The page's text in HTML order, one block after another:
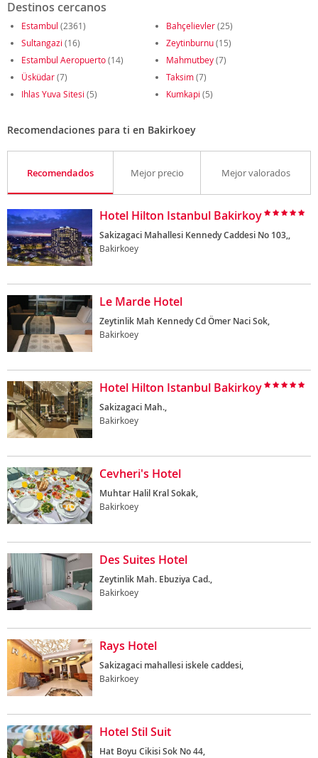
Destinos cercanos
Estambul (2361) Bahçelievler(25)
Sultangazi (16) Zeytinburnu(15)
Estambul Aeropuerto(14) Mahmutbey(7)
Üsküdar(7) Taksim(7)
Ihlas Yuva Sitesi (5) Kumkapi (5)
Recomendaciones para ti en Bakirkoey
Recomendados Mejor precio Mejor valorados
Hotel Hilton Istanbul Bakirkoy
Sakizagaci Mahallesi Kennedy Caddesi No 103,,
Bakirkoey
Le Marde Hotel
Zeytinlik Mah Kennedy Cd Ömer Naci Sok,
Bakirkoey
Hotel Hilton Istanbul Bakirkoy
Sakizagaci Mah.,
Bakirkoey
Cevheri's Hotel
Muhtar Halil Kral Sokak,
Bakirkoey
Des Suites Hotel
Zeytinlik Mah. Ebuziya Cad.,
Bakirkoey
Rays Hotel
Sakizagaci mahallesi iskele caddesi,
Bakirkoey
Hotel Stil Suit
Hat Boyu Cikisi Sok No 44,